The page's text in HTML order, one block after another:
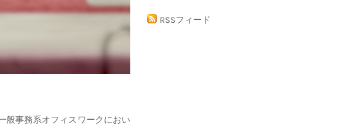
般事務系オフィスワークにおい
RSSフィード